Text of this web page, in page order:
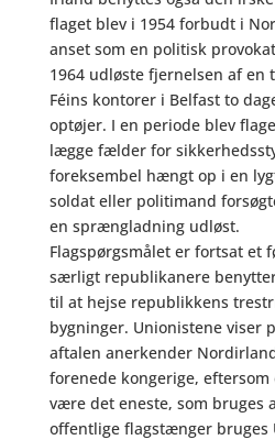
flaget blev i 1954 forbudt i
anset som en politisk
1964 udløste fjernelsen af en
Féins kontorer i Belfast to
optøjer. I en periode blev
lægge fælder for
foreksembel hængt op i en
soldat eller politimand
en sprængladning udløst.
Flagspørgsmålet er fortsat et
særligt republikanere
til at hejse republikkens
bygninger. Unionistene viser
aftalen anerkender
forenede kongerige,
være det eneste, som bruges
offentlige flagstænger bruges